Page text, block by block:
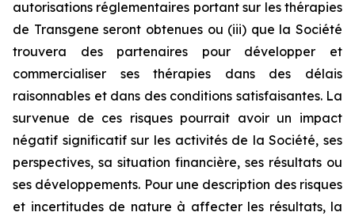
autorisations réglementaires portant sur les thérapies
de Transgene seront obtenues ou (iii) que la Société
trouvera des partenaires pour développer et
commercialiser ses thérapies dans des délais
raisonnables et dans des conditions satisfaisantes. La
survenue de ces risques pourrait avoir un impact
négatif significatif sur les activités de la Société, ses
perspectives, sa situation financière, ses résultats ou
ses développements. Pour une description des risques
et incertitudes de nature à affecter les résultats, la